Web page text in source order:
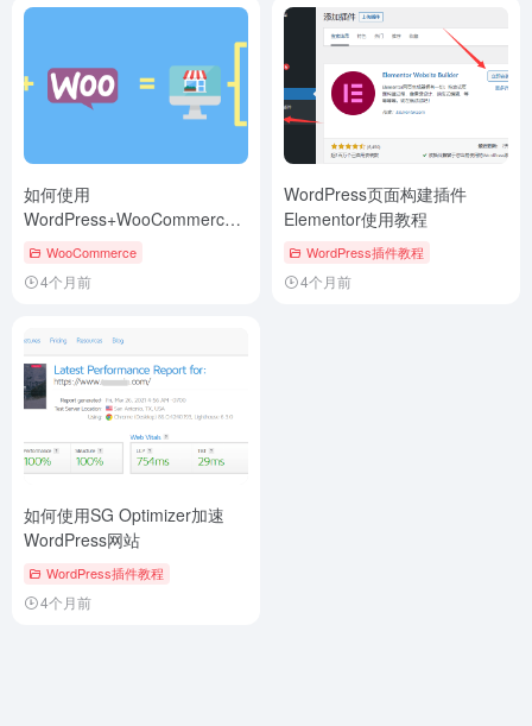
如何使用
WordPress+WooCommerce
搭建B2C跨境电商独立站
WooCommerce
4个月前
WordPress页面构建插件
Elementor使用教程
WordPress插件教程
4个月前
如何使用SG Optimizer加速
WordPress网站
WordPress插件教程
4个月前